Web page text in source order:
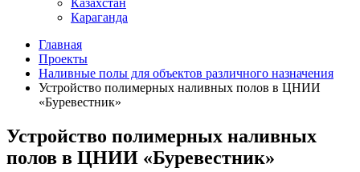
Казахстан
Караганда
Главная
Проекты
Наливные полы для объектов различного назначения
Устройство полимерных наливных полов в ЦНИИ
«Буревестник»
Устройство полимерных наливных
полов в ЦНИИ «Буревестник»